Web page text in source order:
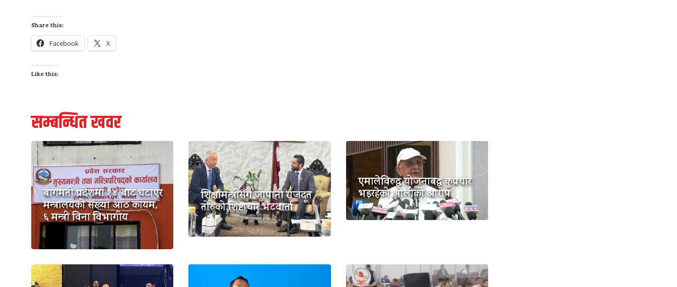
Share this:
Facebook X
Like this:
सम्बन्धित खवर
बागमती प्रदेशमा १४ बाट घटाएर
मन्त्रालयको संख्या आठ कायम,
६ मन्त्री विना विभागीय
शिक्षामन्त्रीसँग जापानी राजदूत
तोरुको शिष्टाचार भेटवार्ता
एमालेविरुद्ध योजनाबद्ध कुप्रचार
भइरहेको ओलीको आरोप